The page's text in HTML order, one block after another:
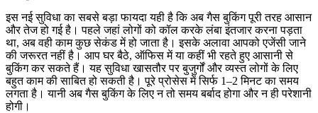
इस नई सुविधा का सबसे बड़ा फायदा यही है कि अब गैस बुकिंग पूरी तरह आसान
और तेज हो गई है। पहले जहां लोगों को कॉल करके लंबा इंतजार करना पड़ता
था, अब वही काम कुछ सेकंड में हो जाता है। इसके अलावा आपको एजेंसी जाने
की जरूरत नहीं है। आप घर बैठे, ऑफिस में या कहीं भी रहते हुए आसानी से
बुकिंग कर सकते हैं। यह सुविधा खासतौर पर बुजुर्गों और व्यस्त लोगों के लिए
बहुत काम की साबित हो सकती है। पूरे प्रोसेस में सिर्फ 1–2 मिनट का समय
लगता है। यानी अब गैस बुकिंग के लिए न तो समय बर्बाद होगा और न ही परेशानी
होगी।